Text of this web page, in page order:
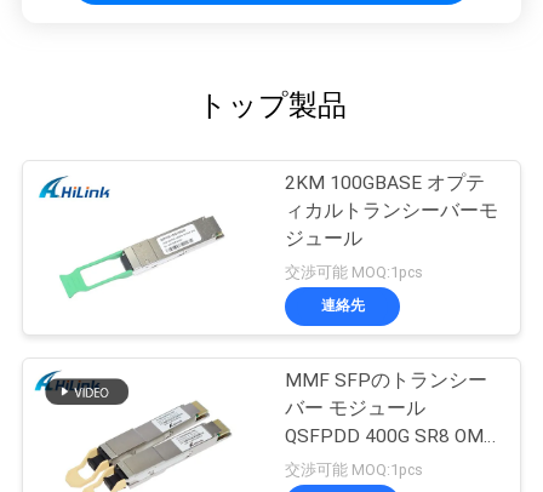
トップ製品
2KM 100GBASE オプテ
ィカルトランシーバーモ
ジュール
交渉可能 MOQ:1pcs
連絡先
MMF SFPのトランシー
バー モジュール
QSFPDD 400G SR8 OM3
70M OM4 100M
交渉可能 MOQ:1pcs